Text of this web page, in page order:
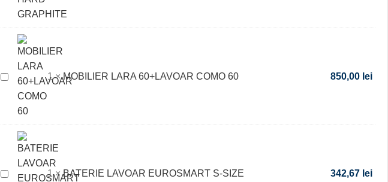
BRUSHED
HARD
GRAPHITE
MOBILIER
LARA
60+LAVOAR
1×MOBILIER LARA 60+LAVOAR COMO 60 850,00 lei
BATERIE 1×BATERIE LAVOAR EUROSMART S-SIZE 342,67 lei